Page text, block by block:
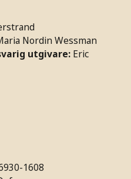
Nordin Wessman
utgivare: Eric
1608